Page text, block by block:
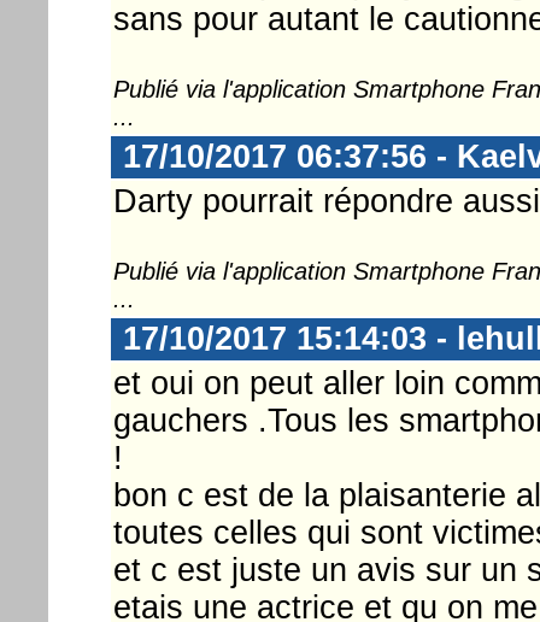
sans pour autant le
Publié via l'application Smartphone
...
17/10/2017 06:37:56 -
Darty pourrait répondre
Publié via l'application Smartphone
...
17/10/2017 15:14:03 -
et oui on peut aller loin
gauchers .Tous les
!
bon c est de la plaisanterie
toutes celles qui sont
et c est juste un avis sur un
etais une actrice et qu on